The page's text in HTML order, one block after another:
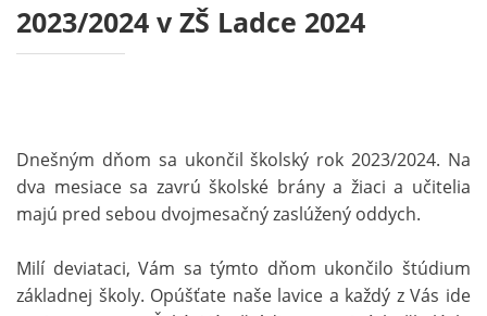
2023/2024 v ZŠ Ladce 2024
Dnešným dňom sa ukončil školský rok 2023/2024. Na
dva mesiace sa zavrú školské brány a žiaci a učitelia
majú pred sebou dvojmesačný zaslúžený oddych.
Milí deviataci, Vám sa týmto dňom ukončilo štúdium
základnej školy. Opúšťate naše lavice a každý z Vás ide